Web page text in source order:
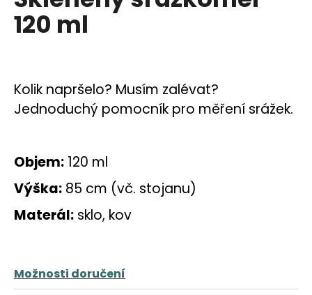
120 ml
Kolik napršelo? Musím zalévat?
Jednoduchý pomocník pro měření srážek.
Objem: 120 ml
Výška: 85 cm (vč. stojanu)
Materál: sklo, kov
Možnosti doručení
a
j
?
D
o
r